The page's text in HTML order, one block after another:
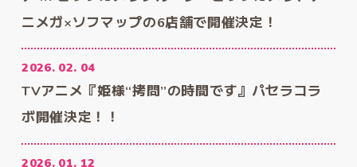
ニメガ×ソフマップの6店舗で開催決定！
2026. 02. 04
TVアニメ『姫様“拷問”の時間です』パセラコラ
ボ開催決定！！
2026. 01. 12